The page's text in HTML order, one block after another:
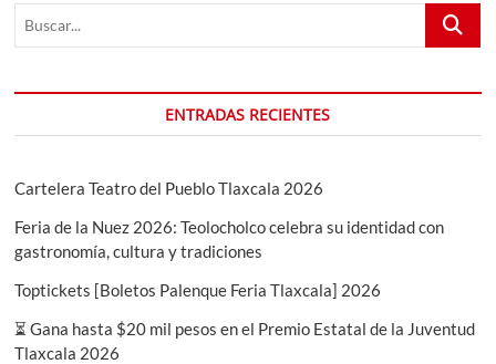
Buscar...
ENTRADAS RECIENTES
Cartelera Teatro del Pueblo Tlaxcala 2026
Feria de la Nuez 2026: Teolocholco celebra su identidad con
gastronomía, cultura y tradiciones
Toptickets [Boletos Palenque Feria Tlaxcala] 2026
⏳ Gana hasta $20 mil pesos en el Premio Estatal de la Juventud
Tlaxcala 2026